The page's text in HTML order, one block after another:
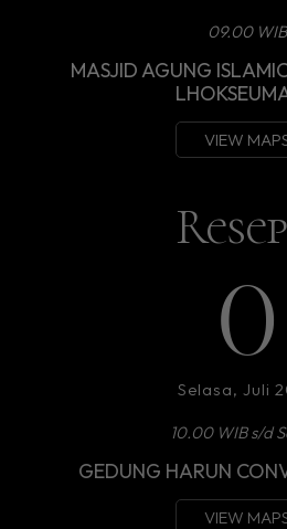
09.00 WIB
MASJID AGUNG
VIEW
Selasa, Juli
0
10.00 WIB s/d
GEDUNG HARUN
VIEW